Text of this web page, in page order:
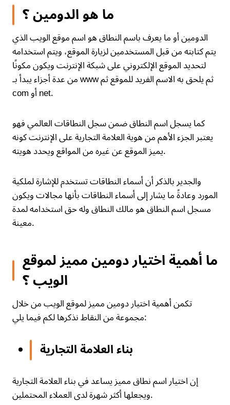
ما هو الدومين ؟
الدومين أو ما يعرف باسم النطاق هو اسم موقع الويب الذي
يتم كتابته من قبل المستخدمين لزيارة الموقع، ويتم استخدامه
لتحديد الموقع الإلكتروني على شبكة الإنترنت ويكون مكونًا
من عدة أجزاء يبدأ بـ www ثم يلحق به الاسم الفريد للموقع ثم
com أو net.
كما يسجل اسم النطاق ضمن سجل النطاقات العالمي فهو
يعتبر الجزء الأهم من هوية العلامة التجارية على الإنترنت كونه
يميز الموقع عن غيره من المواقع ويحدد هويته.
والجدير بالذكر أن أسماء النطاقات تستخدم للإشارة لملكية
المورد وعادةً ما يشار إلى أسماء النطاقات بأنها مجالات ويكون
مسجل اسم النطاق هو مالك النطاق وله حق استخدامه لمدة
معينة.
ما أهمية اختيار دومين مميز لموقع
الويب ؟
تكمن أهمية اختيار دومين مميز لموقع الويب من خلال
مجموعة من النقاط نذكرها لكم فيما يلي:
بناء العلامة التجارية
إن اختيار اسم نطاق مميز يساعد في بناء العلامة التجارية
ويجعلها أكثر شهرة لدى العملاء المحتملين.